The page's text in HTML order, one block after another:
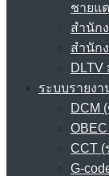
ชายแ
สำนัก
สำนัก
ระบบรายง
DCM
CCT
G-